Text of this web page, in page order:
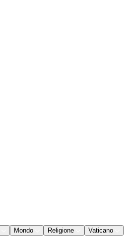
Mondo Religione Vaticano